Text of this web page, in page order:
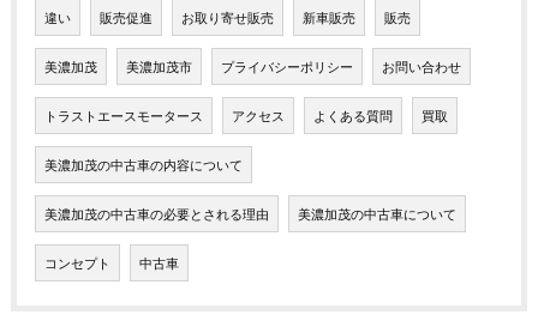
違い 販売促進 お取り寄せ販売 新車販売 販売
美濃加茂 美濃加茂市 プライバシーポリシー お問い合わせ
トラストエースモータース アクセス よくある質問 買取
美濃加茂の中古車の内容について
美濃加茂の中古車の必要とされる理由 美濃加茂の中古車について
コンセプト 中古車